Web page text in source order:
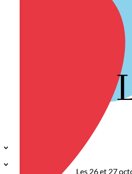
Les 26 et 27